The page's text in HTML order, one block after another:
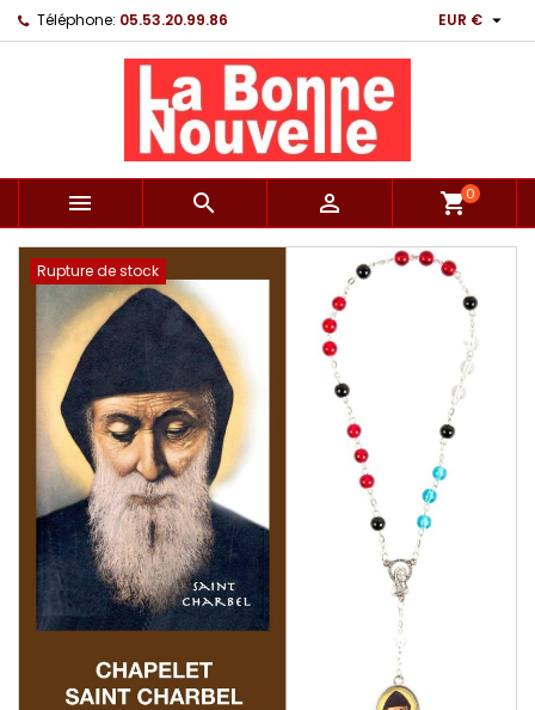
Téléphone: 05.53.20.99.86 EUR € 
   shopping_cart0
Rupture de stock